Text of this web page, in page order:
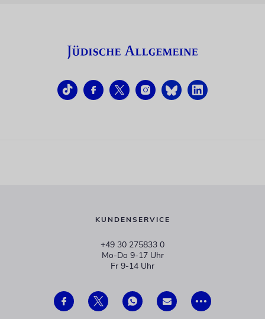
•••
KUNDENSERVICE
+49 30 275833 0
Mo-Do 9-17 Uhr
Fr 9-14 Uhr
redaktion@juedische-allgemeine.de